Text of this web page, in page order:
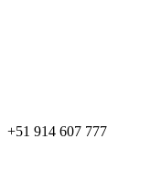
+51 914 607 777